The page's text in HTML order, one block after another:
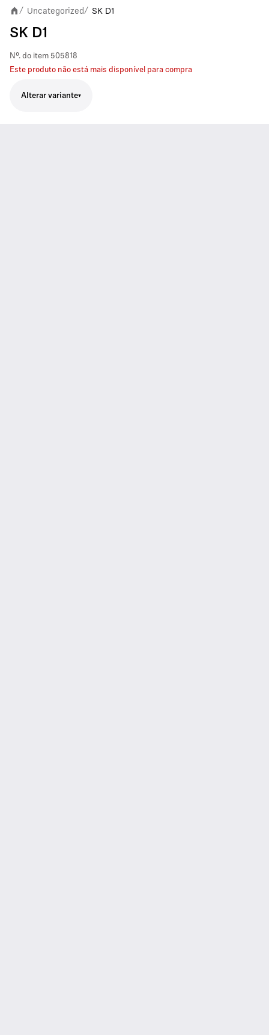
/ Uncategorized / SK D1
SK D1
Nº. do item 505818
Este produto não está mais disponível para compra
Alterar variante